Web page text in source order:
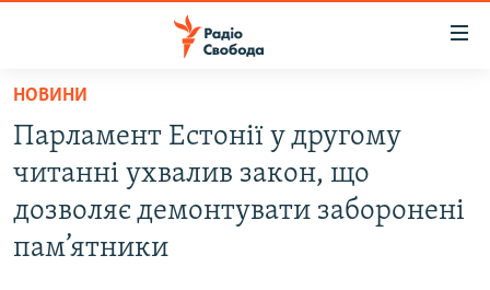
Перейти
основного
матеріалу
до
основної
ВСЕ ЗА ДОБУ
ПОЛІТИКА
ВІЙНА
НОВИНИ
Парламент Естонії у другому
читанні ухвалив закон, що
дозволяє демонтувати заборонені
пам’ятники